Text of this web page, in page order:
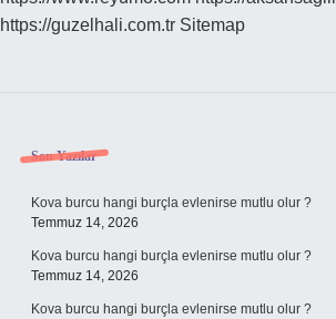
https://guzelhali.com.tr Sitemap
Sidebar
Son Yazılar
Kova burcu hangi burçla evlenirse mutlu olur ?
Temmuz 14, 2026
Kova burcu hangi burçla evlenirse mutlu olur ?
Temmuz 14, 2026
Kova burcu hangi burçla evlenirse mutlu olur ?